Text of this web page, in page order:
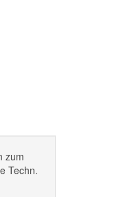
zum
Techn.